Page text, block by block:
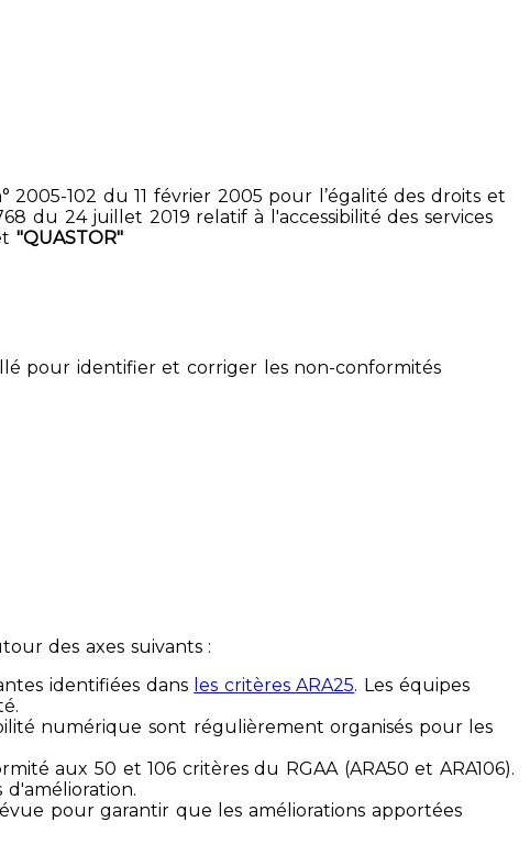
102 du 11 février 2005 pour l’égalité des droits et
du 24 juillet 2019 relatif à l'accessibilité des services
"QUASTOR"
pour identifier et corriger les non-conformités
des axes suivants :
identifiées dans les critères ARA25. Les équipes
numérique sont régulièrement organisés pour les
aux 50 et 106 critères du RGAA (ARA50 et ARA106).
pour garantir que les améliorations apportées